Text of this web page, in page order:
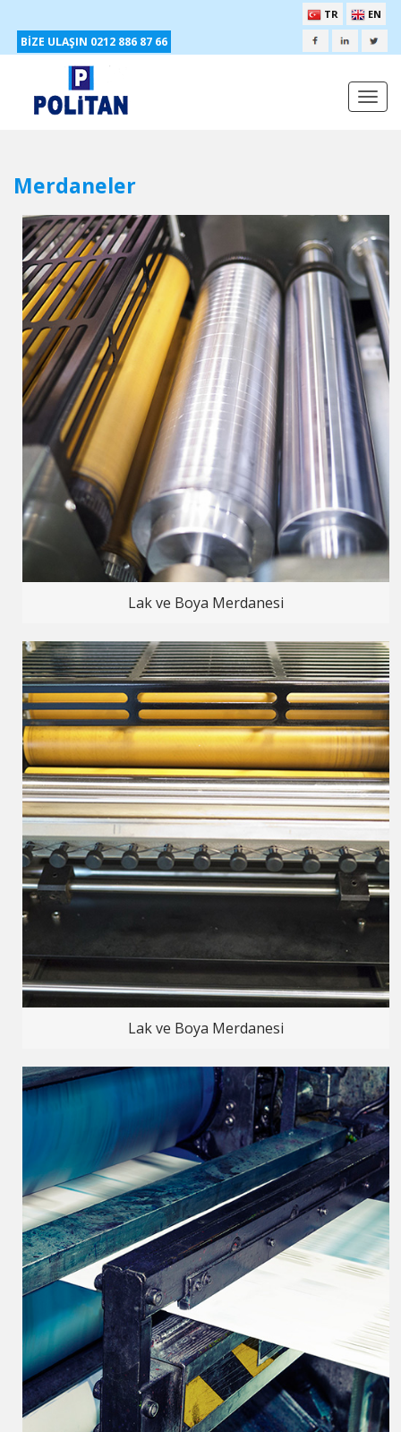
TR EN
BİZE ULAŞIN 0212 886 87 66
Merdaneler
Lak ve Boya Merdanesi
Lak ve Boya Merdanesi